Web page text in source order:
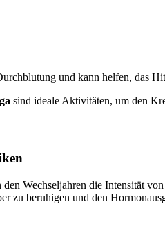
und kann helfen, das
sind ideale Aktivitäten, um den
den Wechseljahren die Intensität
zu beruhigen und den